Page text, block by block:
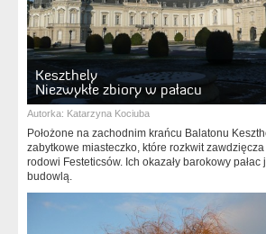
Keszthely
Niezwykłe zbiory w pałacu
Autorka: Katarzyna Kociuba
Położone na zachodnim krańcu Balatonu
zabytkowe miasteczko, które rozkwit zawdzięcza
rodowi Festeticsów. Ich okazały barokowy
budowlą.